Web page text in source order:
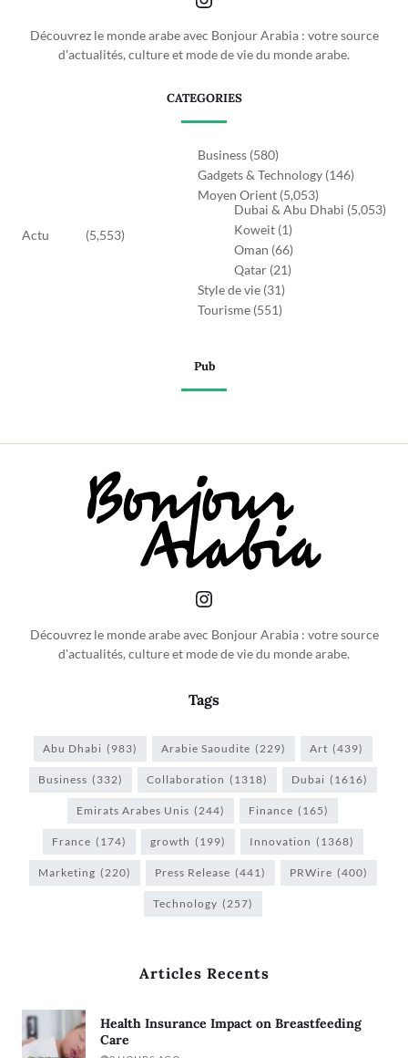
Découvrez le monde arabe avec Bonjour Arabia : votre source
d'actualités, culture et mode de vie du monde arabe.
CATEGORIES
Actu (5,553)
Business (580)
Gadgets & Technology (146)
Moyen Orient (5,053)
Dubai & Abu Dhabi (5,053)
Koweit (1)
Oman (66)
Qatar (21)
Style de vie (31)
Tourisme (551)
Pub
Découvrez le monde arabe avec Bonjour Arabia : votre source
d'actualités, culture et mode de vie du monde arabe.
Tags
Abu Dhabi (983) Arabie Saoudite (229) Art (439)
Business (332) Collaboration (1318) Dubai (1616)
Emirats Arabes Unis (244) Finance (165)
France (174) growth (199) Innovation (1368)
Marketing (220) Press Release (441) PRWire (400)
Technology (257)
Articles Recents
Health Insurance Impact on Breastfeeding
Care